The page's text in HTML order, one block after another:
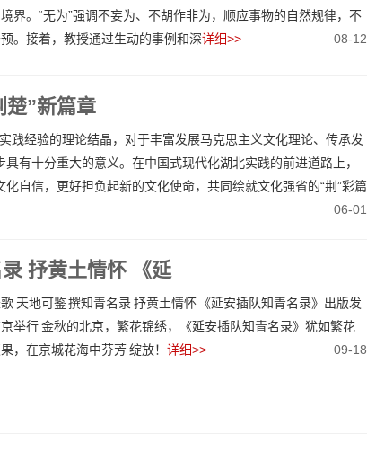
界。“无为”强调不妄为、不胡作非为，顺应事物的自然规律，不
。接着，教授通过生动的事例和深详细>> 08-12
楚”新篇章
践经验的理论结晶，对于丰富发展马克思主义文化理论、传承发
有十分重大的意义。在中国式现代化湖北实践的前进道路上，
自信，更好担负起新的文化使命，共同绘就文化强省的“荆”彩篇
06-01
抒黄土情怀 《延
天地可鉴 撰知青名录 抒黄土情怀 《延安插队知青名录》出版发
举行 金秋的北京，繁花锦绣，《延安插队知青名录》犹如繁花
，在京城花海中芬芳 绽放！ 详细>> 09-18